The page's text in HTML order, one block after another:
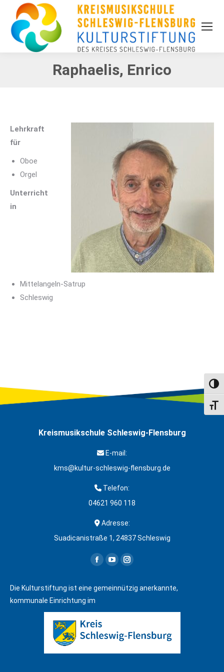
Raphaelis, Enrico
Lehrkraft
für
Oboe
Orgel
Unterricht
in
Mittelangeln-Satrup
Schleswig
Kreismusikschule Schleswig-Flensburg
E-mail:
kms@kultur-schleswig-flensburg.de
Telefon:
04621 960 118
Adresse:
Suadicanistraße 1, 24837 Schleswig
Facebook
opens
window
YouTube
opens
window
Instagram
opens
window
Die Kulturstiftung ist eine gemeinnützig anerkannte,
kommunale Einrichtung im